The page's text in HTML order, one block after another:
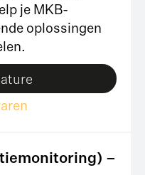
je MKB-
oplossingen
–